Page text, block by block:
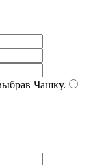
Чашку.